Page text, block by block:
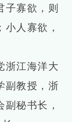
子寡欲，则
人寡欲，
浙江海洋大
副教授，浙
秘书长，